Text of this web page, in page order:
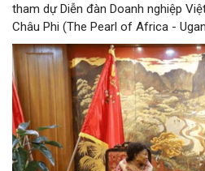
tham dự Diễn đàn Doanh nghiệp
Châu Phi (The Pearl of Africa -
Vietnam Chapter), cho thấy sức
đối với cộng đồng doanh nghiệp
vọng về những kết nối đầu tư và
Nam và Uganda.